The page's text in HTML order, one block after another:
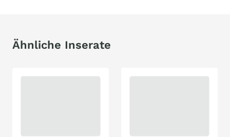
Ähnliche Inserate